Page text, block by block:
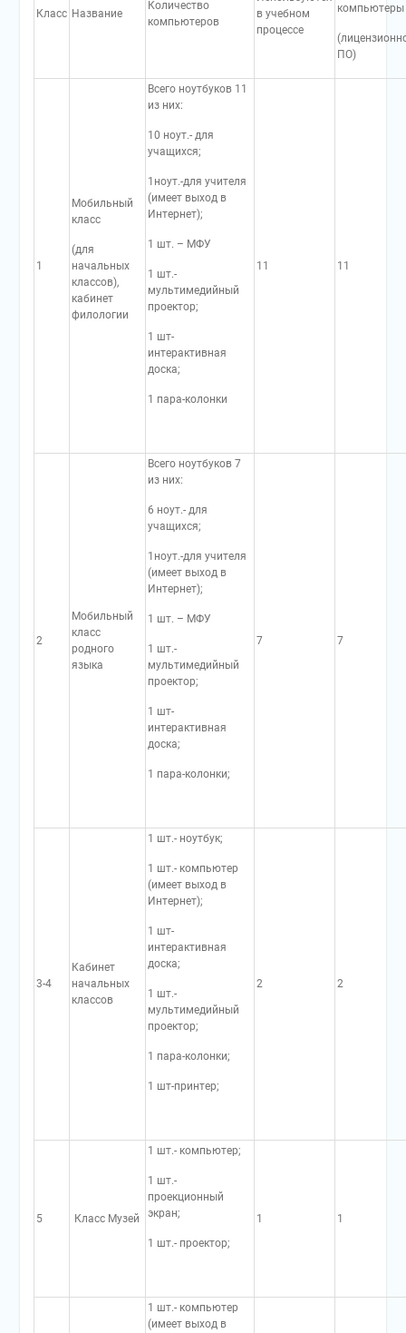
Класс Название
Количество
компьютеров
в учебном
процессе
компьютеры
ПО)
1
Мобильный
класс
(для
начальных
классов),
кабинет
филологии
Всего ноутбуков 11
из них:
10 ноут.- для
учащихся;
1ноут.-для учителя
(имеет выход в
Интернет);
1 шт. – МФУ
1 шт.-
мультимедийный
проектор;
1 шт-
интерактивная
доска;
1 пара-колонки
11 11
2
Мобильный
класс
родного
языка
Всего ноутбуков 7
из них:
6 ноут.- для
учащихся;
1ноут.-для учителя
(имеет выход в
Интернет);
1 шт. – МФУ
1 шт.-
мультимедийный
проектор;
1 шт-
интерактивная
доска;
1 пара-колонки;
7 7
3-4
Кабинет
начальных
классов
1 шт.- ноутбук;
1 шт.- компьютер
(имеет выход в
Интернет);
1 шт-
интерактивная
доска;
1 шт.-
мультимедийный
проектор;
1 пара-колонки;
1 шт-принтер;
2 2
5 Класс Музей
1 шт.- компьютер;
1 шт.-
проекционный
экран;
1 шт.- проектор;
1 1
1 шт.- компьютер
(имеет выход в